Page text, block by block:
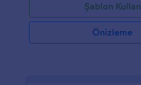
Şablon Kullan
Önizleme